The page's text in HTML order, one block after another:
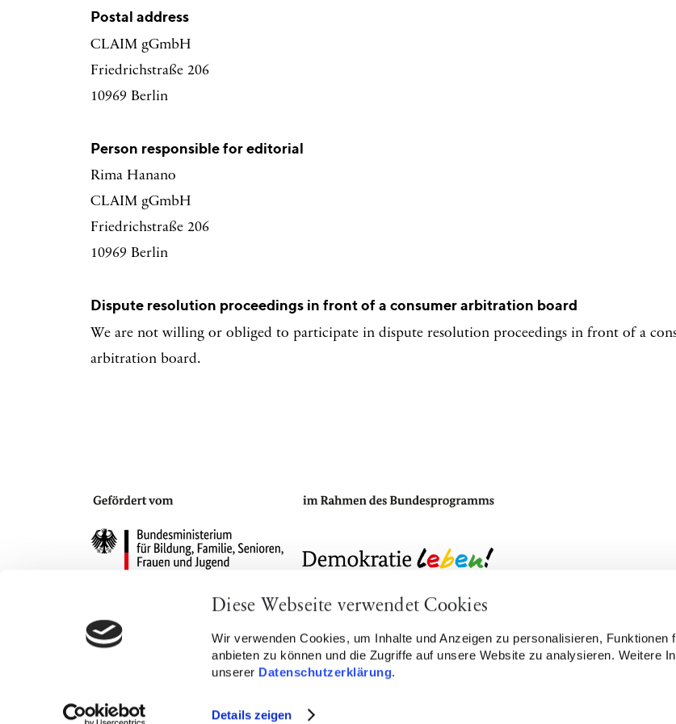
Diese Webseite verwendet Cookies
Wir verwenden Cookies, um Inhalte und Anzeigen zu personalisieren, Funktionen
anbieten zu können und die Zugriffe auf unsere Website zu analysieren. Weitere
unserer Datenschutzerklärung.
Details zeigen
Postal address
CLAIM gGmbH
Friedrichstraße 206
10969 Berlin
Person responsible for editorial
Rima Hanano
CLAIM gGmbH
Friedrichstraße 206
10969 Berlin
Dispute resolution proceedings in front of a consumer arbitration board
We are not willing or obliged to participate in dispute resolution proceedings in front of a
arbitration board.
Legal notice Privacy policy Contact Cookie settings